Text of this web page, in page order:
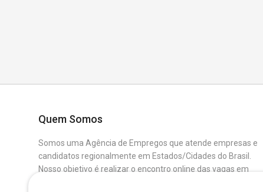
Quem Somos
Somos uma Agência de Empregos que atende empresas e
candidatos regionalmente em Estados/Cidades do Brasil.
Nosso objetivo é realizar o encontro online das vagas em